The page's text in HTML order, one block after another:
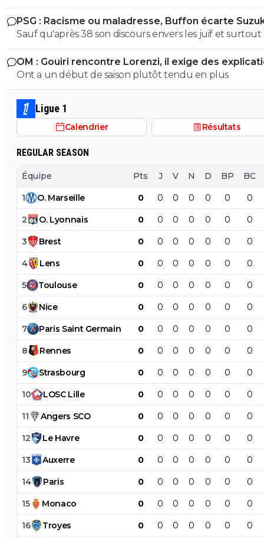
PSG : Racisme ou maladresse, Buffon écarte
Sauf qu'après 38 son discours envers les juif et surtout
nouvelles loies antisémites quil avait pondu étaient
autre que son discours de 1932 Espece de benêt ,apres si tu
cherche a avoir raison la ou tu as tort alors je te laisse
maladie mentale jai pas les facultés je suis pas toubib ni
psychiatre
OM : Gouiri rencontre Lorenzi, il exige des
Ont a un début de saison plutôt tendu en plus
Ligue 1
Calendrier Résultats
REGULAR SEASON
Équipe Pts J V N D BP BC
1 O. Marseille 0 0 0 0 0 0 0
2 O. Lyonnais 0 0 0 0 0 0 0
3 Brest 0 0 0 0 0 0 0
4 Lens 0 0 0 0 0 0 0
5 Toulouse 0 0 0 0 0 0 0
6 Nice 0 0 0 0 0 0 0
7 Paris Saint Germain 0 0 0 0 0 0 0
8 Rennes 0 0 0 0 0 0 0
9 Strasbourg 0 0 0 0 0 0 0
10 LOSC Lille 0 0 0 0 0 0 0
11 Angers SCO 0 0 0 0 0 0 0
12 Le Havre 0 0 0 0 0 0 0
13 Auxerre 0 0 0 0 0 0 0
14 Paris 0 0 0 0 0 0 0
15 Monaco 0 0 0 0 0 0 0
16 Troyes 0 0 0 0 0 0 0